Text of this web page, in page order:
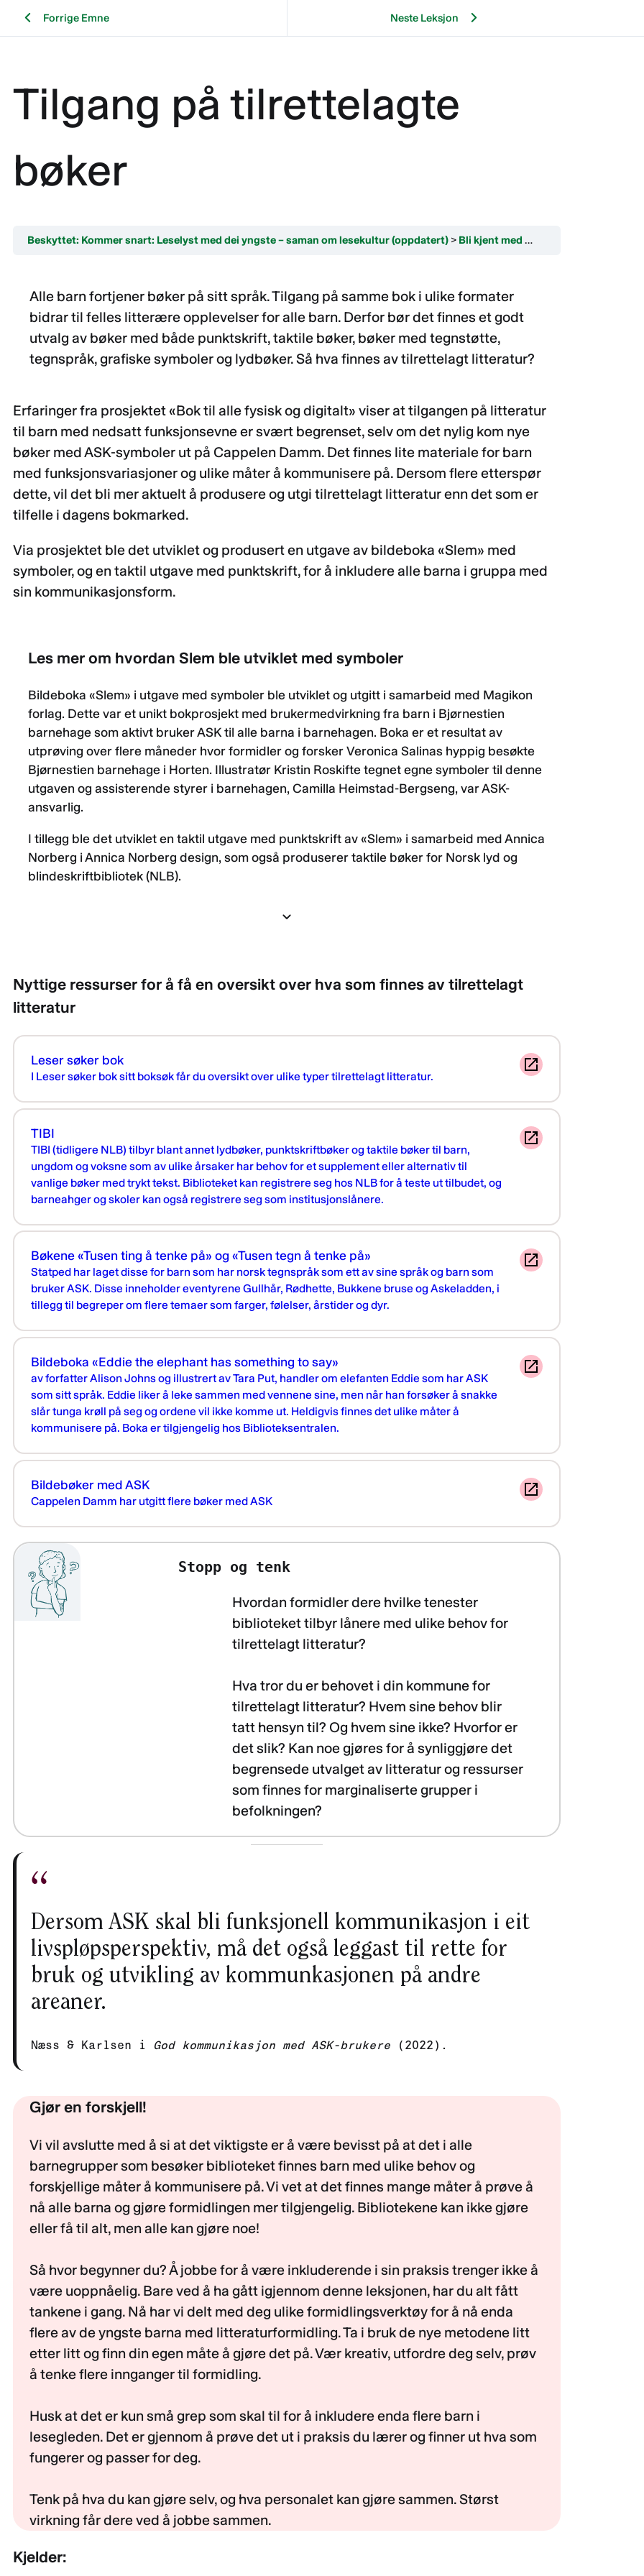
Forrige Emne Neste Leksjon
Tilgang på tilrettelagte
bøker
Beskyttet: Kommer snart: Leselyst med dei yngste – saman om lesekultur (oppdatert) Bli kjent med ASK-formidling
Alle barn fortjener bøker på sitt språk. Tilgang på samme bok i ulike formater
bidrar til felles litterære opplevelser for alle barn. Derfor bør det finnes et godt
utvalg av bøker med både punktskrift, taktile bøker, bøker med tegnstøtte,
tegnspråk, grafiske symboler og lydbøker. Så hva finnes av tilrettelagt litteratur?
Erfaringer fra prosjektet «Bok til alle fysisk og digitalt» viser at tilgangen på litteratur
til barn med nedsatt funksjonsevne er svært begrenset, selv om det nylig kom nye
bøker med ASK-symboler ut på Cappelen Damm. Det finnes lite materiale for barn
med funksjonsvariasjoner og ulike måter å kommunisere på. Dersom flere etterspør
dette, vil det bli mer aktuelt å produsere og utgi tilrettelagt litteratur enn det som er
tilfelle i dagens bokmarked.
Via prosjektet ble det utviklet og produsert en utgave av bildeboka «Slem» med
symboler, og en taktil utgave med punktskrift, for å inkludere alle barna i gruppa med
sin kommunikasjonsform.
Les mer om hvordan Slem ble utviklet med symboler
Bildeboka «Slem» i utgave med symboler ble utviklet og utgitt i samarbeid med Magikon
forlag. Dette var et unikt bokprosjekt med brukermedvirkning fra barn i Bjørnestien
barnehage som aktivt bruker ASK til alle barna i barnehagen. Boka er et resultat av
utprøving over flere måneder hvor formidler og forsker Veronica Salinas hyppig besøkte
Bjørnestien barnehage i Horten. Illustratør Kristin Roskifte tegnet egne symboler til denne
utgaven og assisterende styrer i barnehagen, Camilla Heimstad-Bergseng, var ASK-
ansvarlig.
I tillegg ble det utviklet en taktil utgave med punktskrift av «Slem» i samarbeid med Annica
Norberg i Annica Norberg design, som også produserer taktile bøker for Norsk lyd og
blindeskriftbibliotek (NLB).
Nyttige ressurser for å få en oversikt over hva som finnes av tilrettelagt
litteratur
Leser søker bok
I Leser søker bok sitt boksøk får du oversikt over ulike typer tilrettelagt litteratur.
TIBI
TIBI (tidligere NLB) tilbyr blant annet lydbøker, punktskriftbøker og taktile bøker til barn,
ungdom og voksne som av ulike årsaker har behov for et supplement eller alternativ til
vanlige bøker med trykt tekst. Biblioteket kan registrere seg hos NLB for å teste ut tilbudet, og
barneahger og skoler kan også registrere seg som institusjonslånere.
Bøkene «Tusen ting å tenke på» og «Tusen tegn å tenke på»
Statped har laget disse for barn som har norsk tegnspråk som ett av sine språk og barn som
bruker ASK. Disse inneholder eventyrene Gullhår, Rødhette, Bukkene bruse og Askeladden, i
tillegg til begreper om flere temaer som farger, følelser, årstider og dyr.
Bildeboka «Eddie the elephant has something to say»
av forfatter Alison Johns og illustrert av Tara Put, handler om elefanten Eddie som har ASK
som sitt språk. Eddie liker å leke sammen med vennene sine, men når han forsøker å snakke
slår tunga krøll på seg og ordene vil ikke komme ut. Heldigvis finnes det ulike måter å
kommunisere på. Boka er tilgjengelig hos Biblioteksentralen.
Bildebøker med ASK
Cappelen Damm har utgitt flere bøker med ASK
Stopp og tenk
Hvordan formidler dere hvilke tenester
biblioteket tilbyr lånere med ulike behov for
tilrettelagt litteratur?
Hva tror du er behovet i din kommune for
tilrettelagt litteratur? Hvem sine behov blir
tatt hensyn til? Og hvem sine ikke? Hvorfor er
det slik? Kan noe gjøres for å synliggjøre det
begrensede utvalget av litteratur og ressurser
som finnes for marginaliserte grupper i
befolkningen?
Dersom ASK skal bli funksjonell kommunikasjon i eit
livspløpsperspektiv, må det også leggast til rette for
bruk og utvikling av kommunkasjonen på andre
areaner.
Næss & Karlsen i God kommunikasjon med ASK-brukere(2022).
Gjør en forskjell!
Vi vil avslutte med å si at det viktigste er å være bevisst på at det i alle
barnegrupper som besøker biblioteket finnes barn med ulike behov og
forskjellige måter å kommunisere på. Vi vet at det finnes mange måter å prøve å
nå alle barna og gjøre formidlingen mer tilgjengelig. Bibliotekene kan ikke gjøre
eller få til alt, men alle kan gjøre noe!
Så hvor begynner du? Å jobbe for å være inkluderende i sin praksis trenger ikke å
være uoppnåelig. Bare ved å ha gått igjennom denne leksjonen, har du alt fått
tankene i gang. Nå har vi delt med deg ulike formidlingsverktøy for å nå enda
flere av de yngste barna med litteraturformidling. Ta i bruk de nye metodene litt
etter litt og finn din egen måte å gjøre det på. Vær kreativ, utfordre deg selv, prøv
å tenke flere innganger til formidling.
Husk at det er kun små grep som skal til for å inkludere enda flere barn i
lesegleden. Det er gjennom å prøve det ut i praksis du lærer og finner ut hva som
fungerer og passer for deg.
Tenk på hva du kan gjøre selv, og hva personalet kan gjøre sammen. Størst
virkning får dere ved å jobbe sammen.
Kjelder: